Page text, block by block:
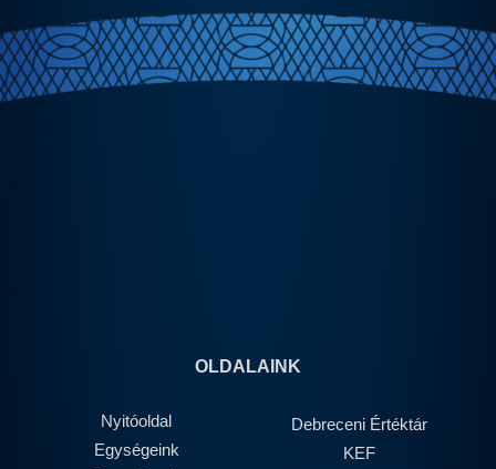
OLDALAINK
Nyitóoldal
Egységeink
Debreceni Értéktár
KEF